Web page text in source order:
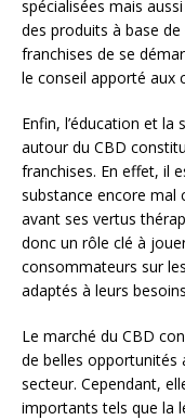
spécialisées mais
des produits à base
franchises de se
le conseil apporté aux
Enfin, l’éducation et
autour du CBD
franchises. En effet, il
substance encore mal
avant ses vertus
donc un rôle clé à
consommateurs sur
adaptés à leurs
Le marché du CBD
de belles opportunités
secteur. Cependant,
importants tels que la